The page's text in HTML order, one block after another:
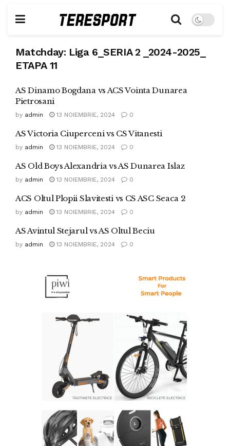
Matchday: Liga 6_SERIA 2 _2024-2025_
ETAPA 11
AS Dinamo Bogdana vs ACS Vointa Dunarea
Pietrosani
by admin 13 NOIEMBRIE, 2024 0
AS Victoria Ciuperceni vs CS Vitanesti
by admin 13 NOIEMBRIE, 2024 0
AS Old Boys Alexandria vs AS Dunarea Islaz
by admin 13 NOIEMBRIE, 2024 0
ACS Oltul Plopii Slavitesti vs CS ASC Seaca 2
by admin 13 NOIEMBRIE, 2024 0
AS Avintul Stejarul vs AS Oltul Beciu
by admin 13 NOIEMBRIE, 2024 0